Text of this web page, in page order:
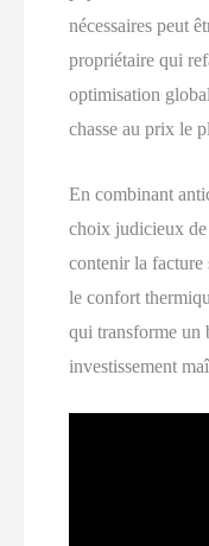
nécessaires peut
propriétaire qui
optimisation
chasse au prix le
En combinant
choix judicieux
contenir la facture
le confort
qui transforme un
investissement